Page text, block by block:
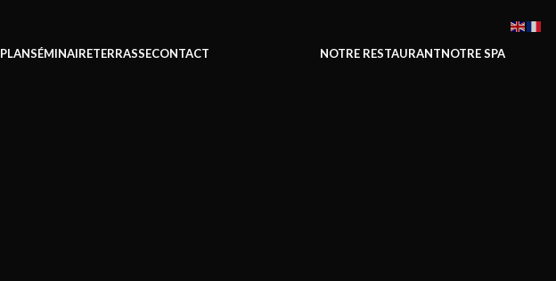
PLANSÉMINAIRETERRASSECONTACT NOTRE RESTAURANTNOTRE SPA